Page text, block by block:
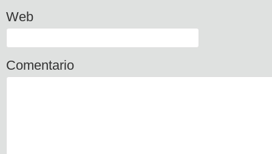
Web
Comentario